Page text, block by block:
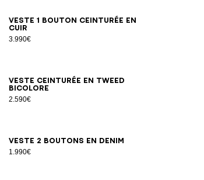
Veste 1 bouton ceinturée en
cuir
3.990€
34363840424446
Veste ceinturée en tweed
bicolore
2.590€
34 36384042
Veste 2 boutons en denim
1.990€
343638 404244